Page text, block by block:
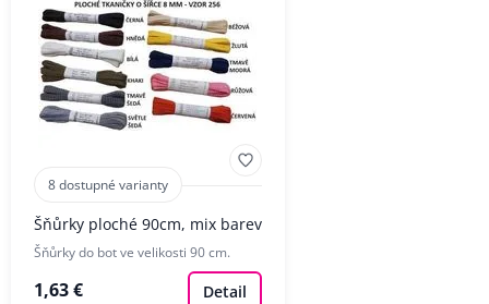
8 dostupné varianty
Šňůrky ploché 90cm, mix barev
Šňůrky do bot ve velikosti 90 cm.
1,63 € Detail